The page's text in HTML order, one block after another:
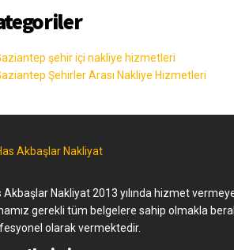
şehir içi nakliye hizmetleri
Şehirler Arası Nakliye Hizmetleri
Akbaşlar Nakliyat 2013 yılında hizmet
gerekli tüm belgelere sahip olmakla
olarak vermektedir.